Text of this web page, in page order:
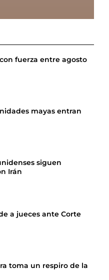
fuerza entre agosto
mayas entran
siguen
Irán
a jueces ante Corte
toma un respiro de la